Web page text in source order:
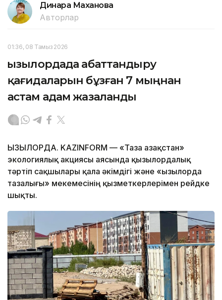
Динара Маханова
Авторлар
01:36, 08 Тамыз 2026
Қызылордада абаттандыру
қағидаларын бұзған 7 мыңнан
астам адам жазаланды
ҚЫЗЫЛОРДА. KAZINFORM — «Таза Қазақстан»
экологиялық акциясы аясында қызылордалық
тәртіп сақшылары қала әкімдігі және «Қызылорда
тазалығы» мекемесінің қызметкерлерімен рейдке
шықты.